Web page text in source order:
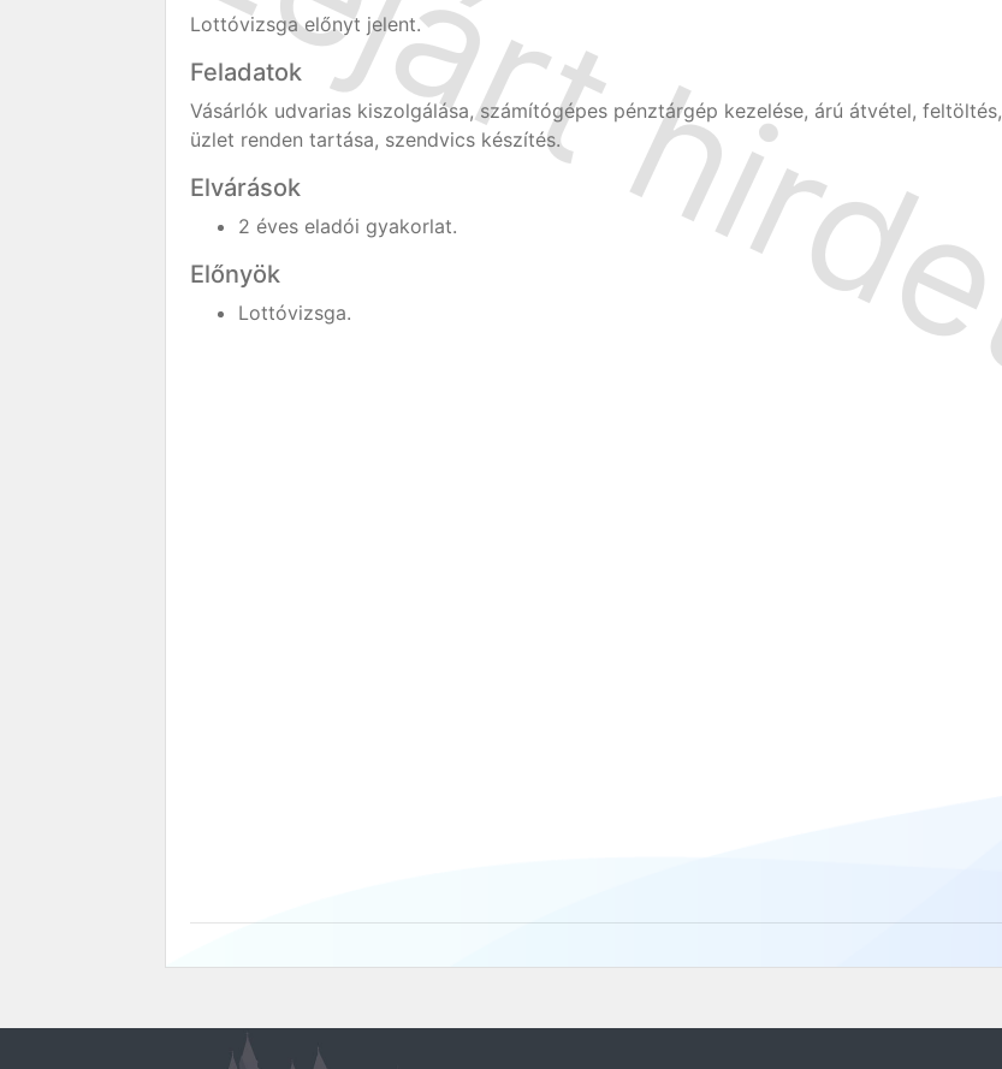
Lottóvizsga előnyt jelent.
Feladatok
Vásárlók udvarias kiszolgálása, számítógépes pénztárgép kezelése, árú átvétel, feltöltés,
üzlet renden tartása, szendvics készítés.
Elvárások
2 éves eladói gyakorlat.
Előnyök
Lottóvizsga.